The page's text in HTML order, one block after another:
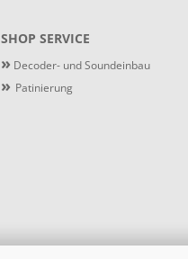
SHOP SERVICE
» Decoder- und Soundeinbau
» Patinierung